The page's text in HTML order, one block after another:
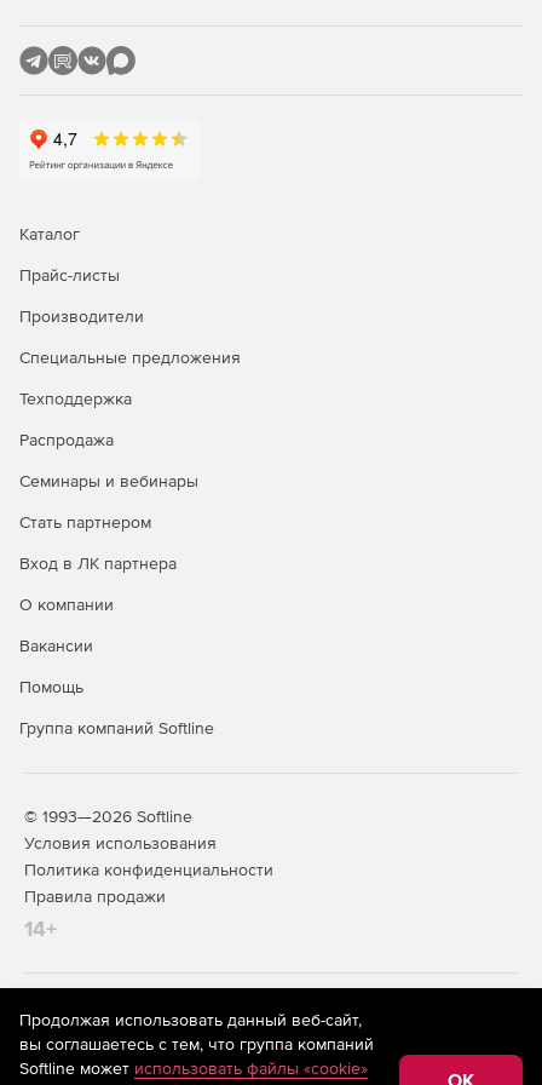
Анализ истории данных. Database Performance
Analyzer отслеживает историю времени отклика и
сервер работает недостаточно эффективно в
настоящем времени. Удобные графические отчеты
изменения серверной производительности.
текущий период, а также за недели и месяцы.
Проактивное уведомление администраторов о
проблемах по электронной почте или через SNMP-
расписанию и рассылка на электронную почту.
Google Chrome.
Работа на любом сервере Windows, Linux или UNIX с
Менее 1% нагрузки на отслеживаемые серверы
Каталог
Прайс-листы
Производители
Специальные предложения
Техподдержка
Распродажа
Семинары и вебинары
Стать партнером
Вход в ЛК партнера
О компании
Вакансии
Помощь
Группа компаний Softline
© 1993—2026 Softline
Условия использования
Политика конфиденциальности
Правила продажи
14+
На информационном ресурсе store.softline.ru применяются
рекомендательные технологии
(информационные технологии
предоставления информации на основе сбора,
систематизации и анализа сведений, относящихся к
Продолжая использовать данный веб-сайт,
вы соглашаетесь с тем, что группа компаний
Softline может использовать файлы «cookie»
OK